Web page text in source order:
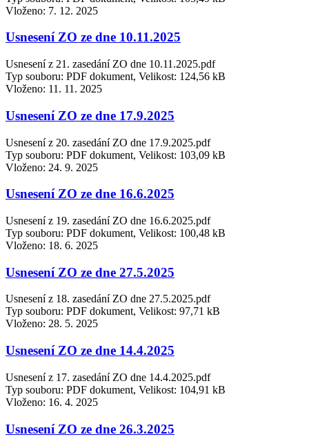
Vloženo: 7. 12. 2025
Usnesení ZO ze dne 10.11.2025
Usnesení z 21. zasedání ZO dne 10.11.2025.pdf
Typ souboru: PDF dokument, Velikost: 124,56 kB
Vloženo: 11. 11. 2025
Usnesení ZO ze dne 17.9.2025
Usnesení z 20. zasedání ZO dne 17.9.2025.pdf
Typ souboru: PDF dokument, Velikost: 103,09 kB
Vloženo: 24. 9. 2025
Usnesení ZO ze dne 16.6.2025
Usnesení z 19. zasedání ZO dne 16.6.2025.pdf
Typ souboru: PDF dokument, Velikost: 100,48 kB
Vloženo: 18. 6. 2025
Usnesení ZO ze dne 27.5.2025
Usnesení z 18. zasedání ZO dne 27.5.2025.pdf
Typ souboru: PDF dokument, Velikost: 97,71 kB
Vloženo: 28. 5. 2025
Usnesení ZO ze dne 14.4.2025
Usnesení z 17. zasedání ZO dne 14.4.2025.pdf
Typ souboru: PDF dokument, Velikost: 104,91 kB
Vloženo: 16. 4. 2025
Usnesení ZO ze dne 26.3.2025